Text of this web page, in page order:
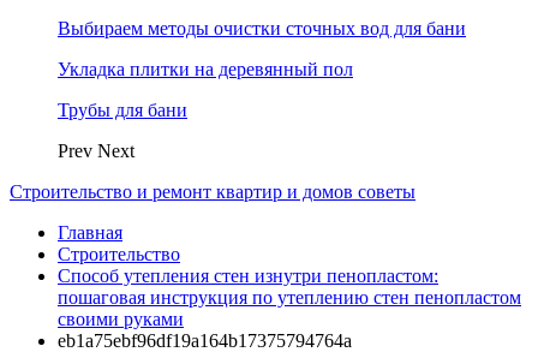
Выбираем методы очистки сточных вод для бани
Укладка плитки на деревянный пол
Трубы для бани
Prev Next
Строительство и ремонт квартир и домов советы
Главная
Строительство
Способ утепления стен изнутри пенопластом:
пошаговая инструкция по утеплению стен пенопластом
своими руками
eb1a75ebf96df19a164b17375794764a